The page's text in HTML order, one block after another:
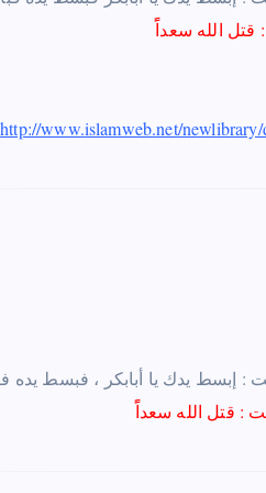
http://www.islamweb.net/
: إبسط يدك يا أبابكر ، فبسط يده
: قتل الله سعداًً